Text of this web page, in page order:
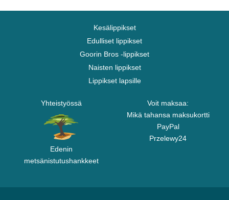
Kesälippikset
Edulliset lippikset
Goorin Bros -lippikset
Naisten lippikset
Lippikset lapsille
Yhteistyössä
Edenin
metsänistutushankkeet
Voit maksaa:
Mikä tahansa maksukortti
PayPal
Przelewy24